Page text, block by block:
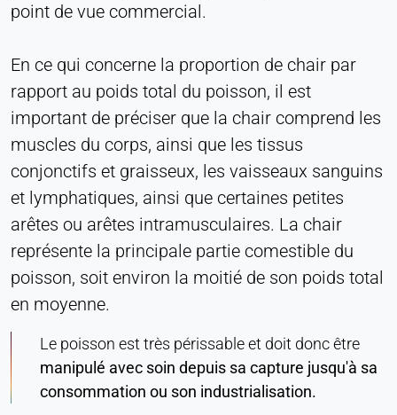
point de vue commercial.
En ce qui concerne la proportion de chair par
rapport au poids total du poisson, il est
important de préciser que la chair comprend les
muscles du corps, ainsi que les tissus
conjonctifs et graisseux, les vaisseaux sanguins
et lymphatiques, ainsi que certaines petites
arêtes ou arêtes intramusculaires. La chair
représente la principale partie comestible du
poisson, soit environ la moitié de son poids total
en moyenne.
Le poisson est très périssable et doit donc être
manipulé avec soin depuis sa capture jusqu'à sa
consommation ou son industrialisation.